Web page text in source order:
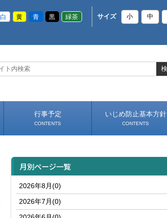
白 黄 青 黒 緑茶 サイズ 小 中
行事予定
CONTENTS
いじめ防止基本方針
CONTENTS
月別ページ一覧
2026年8月(0)
2026年7月(0)